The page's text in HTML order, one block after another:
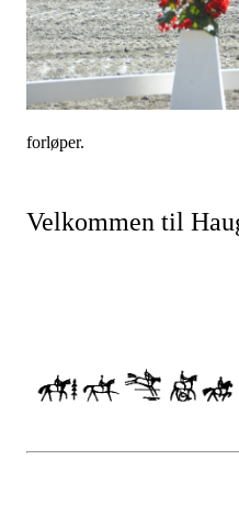
forløper.
Velkommen til